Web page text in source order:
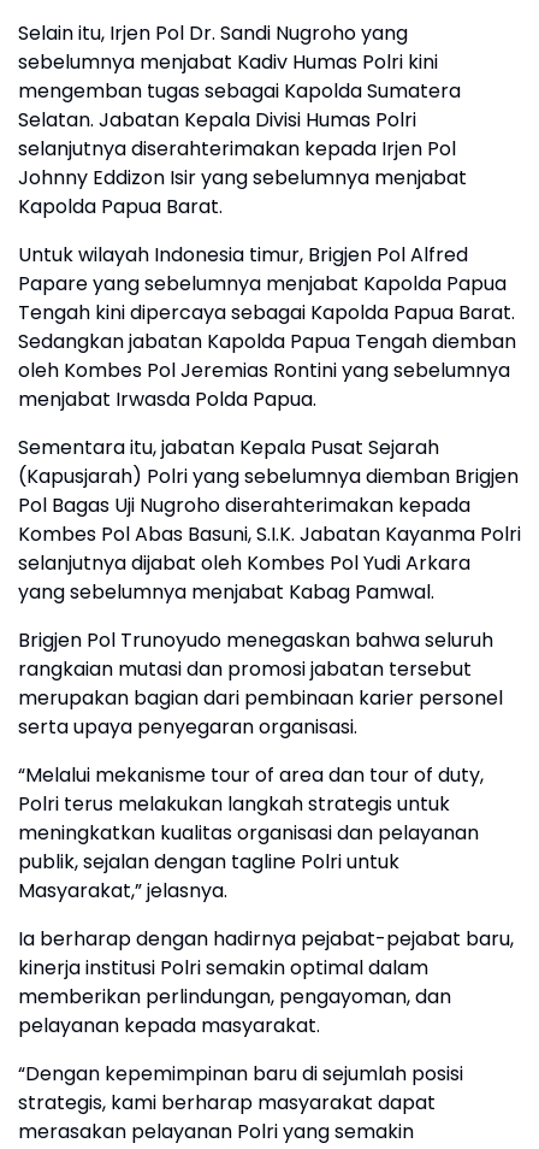
Selain itu, Irjen Pol Dr. Sandi Nugroho yang
sebelumnya menjabat Kadiv Humas Polri kini
mengemban tugas sebagai Kapolda Sumatera
Selatan. Jabatan Kepala Divisi Humas Polri
selanjutnya diserahterimakan kepada Irjen Pol
Johnny Eddizon Isir yang sebelumnya menjabat
Kapolda Papua Barat.
Untuk wilayah Indonesia timur, Brigjen Pol Alfred
Papare yang sebelumnya menjabat Kapolda Papua
Tengah kini dipercaya sebagai Kapolda Papua Barat.
Sedangkan jabatan Kapolda Papua Tengah diemban
oleh Kombes Pol Jeremias Rontini yang sebelumnya
menjabat Irwasda Polda Papua.
Sementara itu, jabatan Kepala Pusat Sejarah
(Kapusjarah) Polri yang sebelumnya diemban Brigjen
Pol Bagas Uji Nugroho diserahterimakan kepada
Kombes Pol Abas Basuni, S.I.K. Jabatan Kayanma Polri
selanjutnya dijabat oleh Kombes Pol Yudi Arkara
yang sebelumnya menjabat Kabag Pamwal.
Brigjen Pol Trunoyudo menegaskan bahwa seluruh
rangkaian mutasi dan promosi jabatan tersebut
merupakan bagian dari pembinaan karier personel
serta upaya penyegaran organisasi.
“Melalui mekanisme tour of area dan tour of duty,
Polri terus melakukan langkah strategis untuk
meningkatkan kualitas organisasi dan pelayanan
publik, sejalan dengan tagline Polri untuk
Masyarakat,” jelasnya.
Ia berharap dengan hadirnya pejabat-pejabat baru,
kinerja institusi Polri semakin optimal dalam
memberikan perlindungan, pengayoman, dan
pelayanan kepada masyarakat.
“Dengan kepemimpinan baru di sejumlah posisi
strategis, kami berharap masyarakat dapat
merasakan pelayanan Polri yang semakin